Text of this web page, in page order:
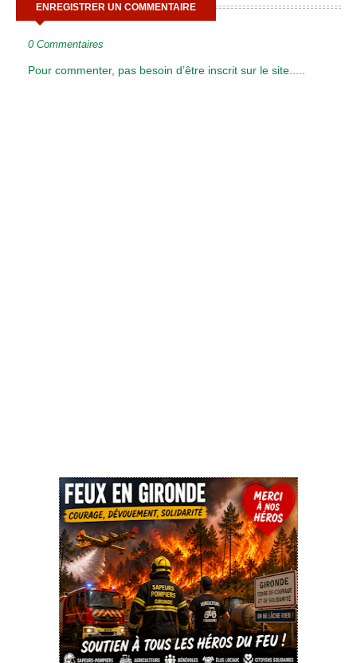
ENREGISTRER UN COMMENTAIRE
0 Commentaires
Pour commenter, pas besoin d’être inscrit sur le site.....